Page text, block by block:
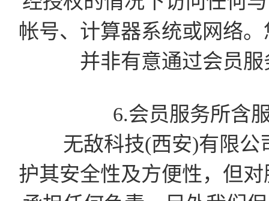
帐号、计算器系统或网络
并非有意通过会员
6.会员服务所含
无敌科技(西安)有限公
护其安全性及方便性，但